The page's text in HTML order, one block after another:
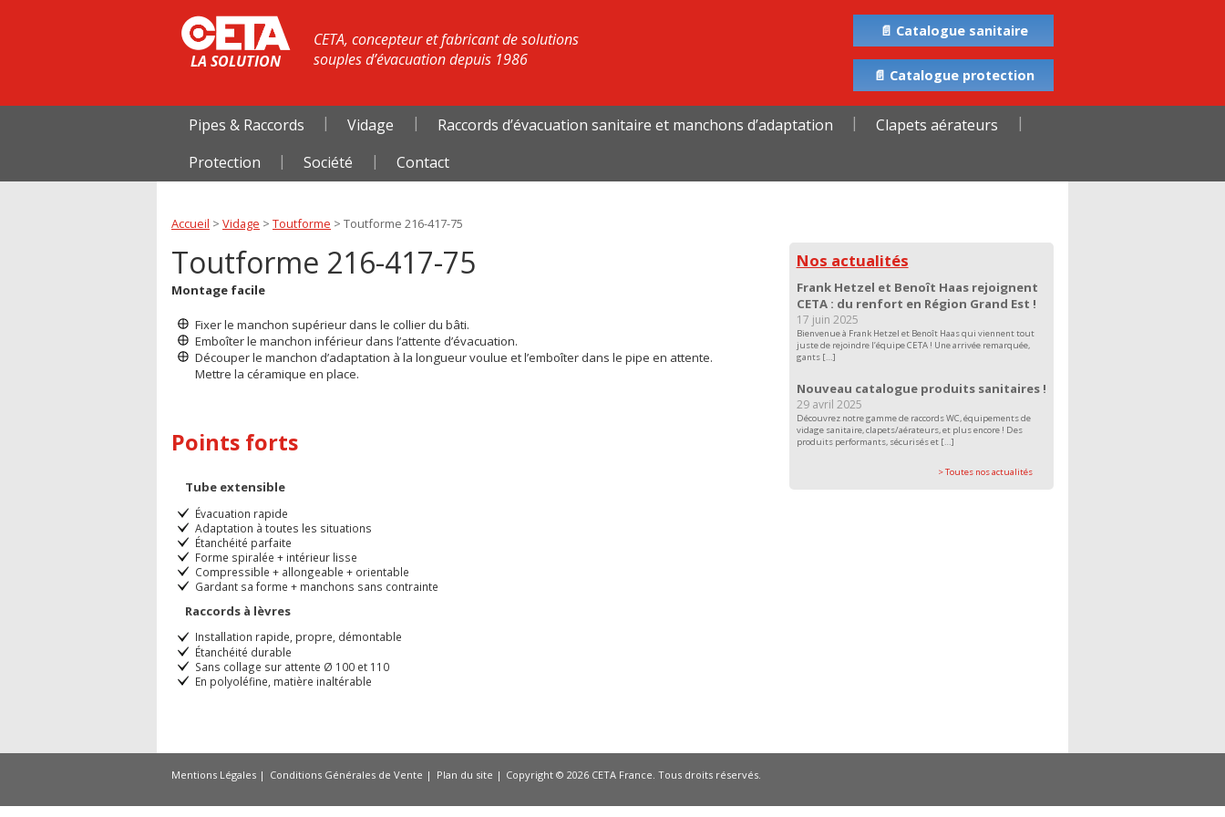
LA SOLUTION
CETA, concepteur et fabricant de solutions
souples d’évacuation depuis 1986
📄 Catalogue sanitaire
📄 Catalogue protection
Pipes & Raccords Vidage Raccords d’évacuation sanitaire et manchons d’adaptation
Clapets aérateurs
Protection
Société Contact
Accueil > Vidage > Toutforme > Toutforme 216-417-75
Toutforme 216-417-75
Montage facile
Fixer le manchon supérieur dans le collier du bâti.
Emboîter le manchon inférieur dans l’attente d’évacuation.
Découper le manchon d’adaptation à la longueur voulue et l’emboîter dans le pipe en attente.
Mettre la céramique en place.
Points forts
Tube extensible
Évacuation rapide
Adaptation à toutes les situations
Étanchéité parfaite
Forme spiralée + intérieur lisse
Compressible + allongeable + orientable
Gardant sa forme + manchons sans contrainte
Raccords à lèvres
Installation rapide, propre, démontable
Étanchéité durable
Sans collage sur attente Ø 100 et 110
En polyoléfine, matière inaltérable
Nos actualités
Frank Hetzel et Benoît Haas rejoignent
CETA : du renfort en Région Grand Est !
17 juin 2025
Bienvenue à Frank Hetzel et Benoît Haas qui viennent tout
juste de rejoindre l’équipe CETA ! Une arrivée remarquée,
gants […]
Nouveau catalogue produits sanitaires !
29 avril 2025
Découvrez notre gamme de raccords WC, équipements de
vidage sanitaire, clapets/aérateurs, et plus encore ! Des
produits performants, sécurisés et […]
> Toutes nos actualités
Mentions Légales Conditions Générales de Vente Plan du site Copyright © 2026 CETA France. Tous droits réservés.